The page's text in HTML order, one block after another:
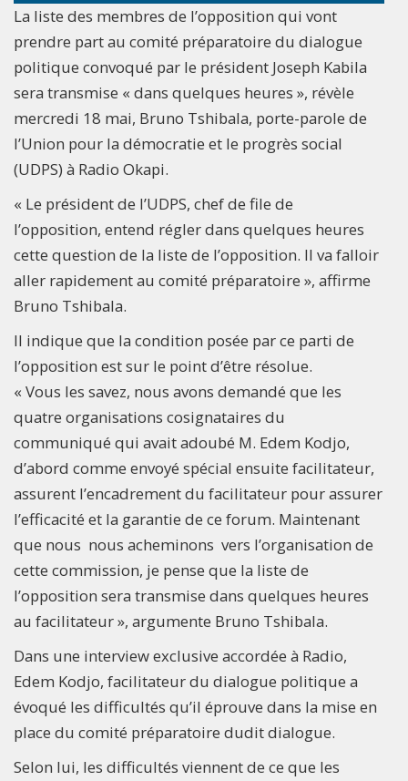
La liste des membres de l’opposition qui vont
prendre part au comité préparatoire du dialogue
politique convoqué par le président Joseph Kabila
sera transmise « dans quelques heures », révèle
mercredi 18 mai, Bruno Tshibala, porte-parole de
l’Union pour la démocratie et le progrès social
(UDPS) à Radio Okapi.
« Le président de l’UDPS, chef de file de
l’opposition, entend régler dans quelques heures
cette question de la liste de l’opposition. Il va falloir
aller rapidement au comité préparatoire », affirme
Bruno Tshibala.
Il indique que la condition posée par ce parti de
l’opposition est sur le point d’être résolue.
« Vous les savez, nous avons demandé que les
quatre organisations cosignataires du
communiqué qui avait adoubé M. Edem Kodjo,
d’abord comme envoyé spécial ensuite facilitateur,
assurent l’encadrement du facilitateur pour assurer
l’efficacité et la garantie de ce forum. Maintenant
que nous nous acheminons vers l’organisation de
cette commission, je pense que la liste de
l’opposition sera transmise dans quelques heures
au facilitateur », argumente Bruno Tshibala.
Dans une interview exclusive accordée à Radio,
Edem Kodjo, facilitateur du dialogue politique a
évoqué les difficultés qu’il éprouve dans la mise en
place du comité préparatoire dudit dialogue.
Selon lui, les difficultés viennent de ce que les